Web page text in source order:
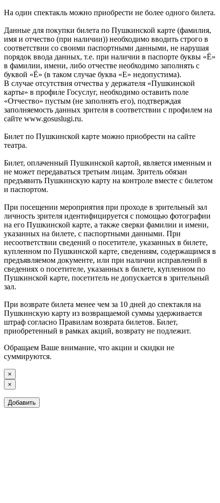
На один спектакль можно приобрести не более одного билета.
Данные для покупки билета по Пушкинской карте (фамилия,
имя и отчество (при наличии)) необходимо вводить строго в
соответствии со своими паспортными данными, не нарушая
порядок ввода данных, т.е. при наличии в паспорте буквы «Ё»
в фамилии, имени, либо отчестве необходимо заполнять с
буквой «Ё» (в таком случае буква «Е» недопустима).
В случае отсутствия отчества у держателя «Пушкинской
карты» в профиле Госуслуг, необходимо оставить поле
«Отчество» пустым (не заполнять его), подтверждая
заполняемость данных зрителя в соответствии с профилем на
сайте www.gosuslugi.ru.
Билет по Пушкинской карте можно приобрести на сайте
театра.
Билет, оплаченный Пушкинской картой, является именным и
не может передаваться третьим лицам. Зритель обязан
предъявить Пушкинскую карту на контроле вместе с билетом
и паспортом.
При посещении мероприятия при проходе в зрительный зал
личность зрителя идентифицируется с помощью фотографии
на его Пушкинской карте, а также сверки фамилии и имени,
указанных на билете, с паспортными данными. При
несоответствии сведений о посетителе, указанных в билете,
купленном по Пушкинской карте, сведениям, содержащимся в
предъявляемом документе, или при наличии исправлений в
сведениях о посетителе, указанных в билете, купленном по
Пушкинской карте, посетитель не допускается в зрительный
зал.
При возврате билета менее чем за 10 дней до спектакля на
Пушкинскую карту из возвращаемой суммы удерживается
штраф согласно Правилам возврата билетов. Билет,
приобретенный в рамках акций, возврату не подлежит.
Обращаем Ваше внимание, что акции и скидки не
суммируются.
×
×
Добавить